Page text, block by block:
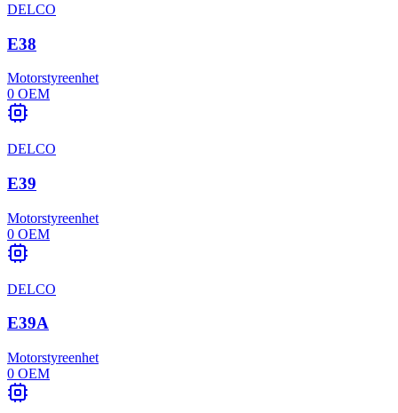
DELCO
E38
Motorstyreenhet
0 OEM
DELCO
E39
Motorstyreenhet
0 OEM
DELCO
E39A
Motorstyreenhet
0 OEM